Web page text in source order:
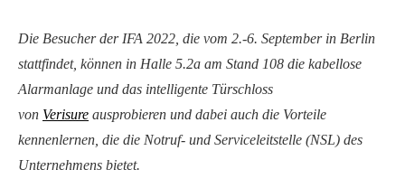
Die Besucher der IFA 2022, die vom 2.-6. September in Berlin
stattfindet, können in Halle 5.2a am Stand 108 die kabellose
Alarmanlage und das intelligente Türschloss
von Verisure ausprobieren und dabei auch die Vorteile
kennenlernen, die die Notruf- und Serviceleitstelle (NSL) des
Unternehmens bietet.